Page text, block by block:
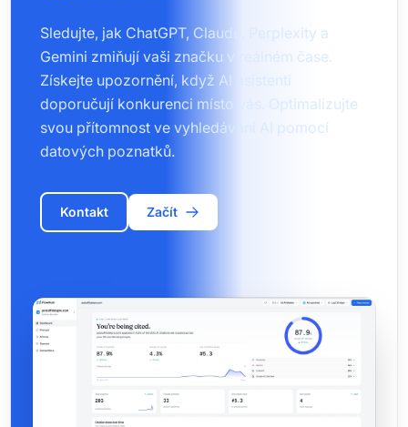
Sledujte, jak ChatGPT, Claude, Perplexity a
Gemini zmiňují vaši značku v reálném čase.
Získejte upozornění, když AI asistenti
doporučují konkurenci místo vás. Optimalizujte
svou přítomnost ve vyhledávání AI pomocí
datových poznatků.
Kontakt Začít